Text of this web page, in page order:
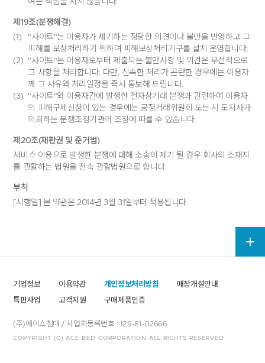
여는 책임을 지지 않습니다.
제19조(분쟁해결)
(1)
"사이트"는 이용자가 제기하는 정당한 의견이나 불만을 반영하고 그
피해를 보상처리하기 위하여 피해보상처리기구를 설치 운영합니다.
(2)
"사이트"는 이용자로부터 제출되는 불만사항 및 의견은 우선적으로
그 사항을 처리합니다. 다만, 신속한 처리가 곤란한 경우에는 이용자
께 그 사유와 처리일정을 즉시 통보해 드립니다.
(3)
"사이트"와 이용자간에 발생한 전자상거래 분쟁과 관련하여 이용자
의 피해구제신청이 있는 경우에는 공정거래위원회 또는 시 도지사가
의뢰하는 분쟁조정기관의 조정에 따를 수 있습니다.
제20조(재판권 및 준거법)
서비스 이용으로 발생한 분쟁에 대해 소송이 제기 될 경우 회사의 소재지
를 관할하는 법원을 전속 관할법원으로 합니다
부칙
[시행일] 본 약관은 2014년 3월 31일부터 적용됩니다.
기업정보 이용약관 개인정보처리방침 매장개설안내
특판사업 고객지원 구매제품인증
(주)에이스침대 / 사업자등록번호 : 129-81-02666
COPYRIGHT (C) ACE BEDCORPORATION ALL RIGHTS RESERVED